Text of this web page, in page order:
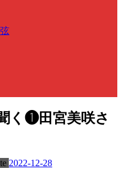
く❶田宮美咲さ
2022-12-28